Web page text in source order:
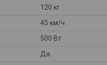
120 кг
45 км/ч
500 Вт
Да